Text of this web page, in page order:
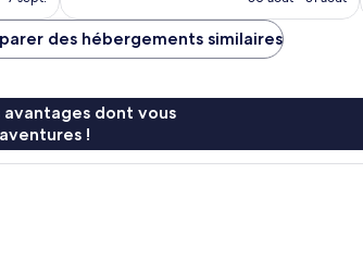
de
CHF 73
des hébergements similaires
dont vous
!